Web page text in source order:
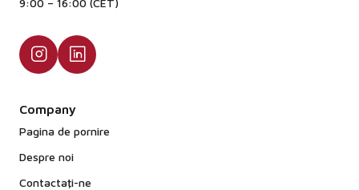
Company
Pagina de pornire
Despre noi
Contactaţi-ne